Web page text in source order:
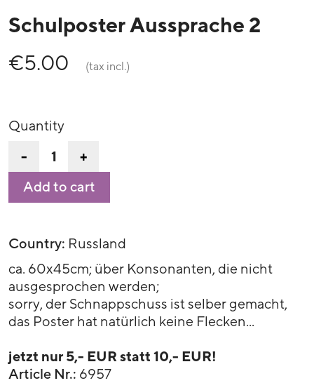
Schulposter Aussprache 2
€5.00
(tax incl.)
Quantity
- +
Add to cart
Country: Russland
ca. 60x45cm; über Konsonanten, die nicht
ausgesprochen werden;
sorry, der Schnappschuss ist selber gemacht,
das Poster hat natürlich keine Flecken...
jetzt nur 5,- EUR statt 10,- EUR!
Article Nr.: 6957